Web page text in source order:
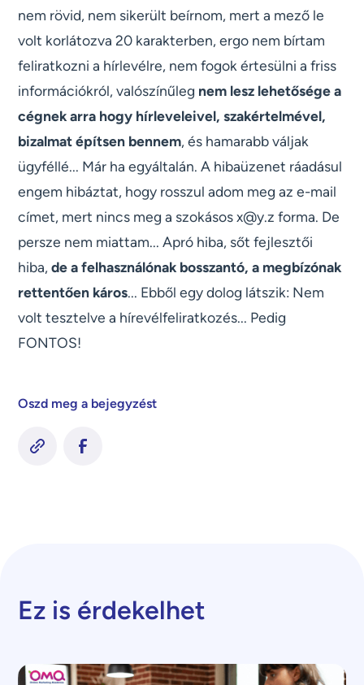
nem rövid, nem sikerült beírnom, mert a mező le
volt korlátozva 20 karakterben, ergo nem bírtam
feliratkozni a hírlevélre, nem fogok értesülni a friss
információkról, valószínűleg nem lesz lehetősége a
cégnek arra hogy hírleveleivel, szakértelmével,
bizalmat építsen bennem, és hamarabb váljak
ügyféllé... Már ha egyáltalán. A hibaüzenet ráadásul
engem hibáztat, hogy rosszul adom meg az e-mail
címet, mert nincs meg a szokásos x@y.z forma. De
persze nem miattam... Apró hiba, sőt fejlesztői
hiba,de a felhasználónak bosszantó, a megbízónak
rettentően káros... Ebből egy dolog látszik: Nem
volt tesztelve a hírevélfeliratkozés... Pedig
FONTOS!
Oszd meg a bejegyzést
Ez is érdekelhet